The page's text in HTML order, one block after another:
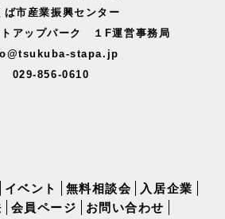
ば市産業振興センター
アップパーク １F運営事務局
stapa.jp
029-856-0610
イベント 無料相談会
入居企業
会員ページ
お問い合わせ